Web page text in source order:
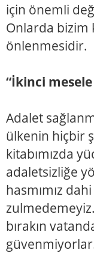
için önemli
Onlarda bizim
önlenmesidir.
“İkinci
Adalet
ülkenin hiçbir
kitabımızda
adaletsizliğe
hasmımız
bırakın